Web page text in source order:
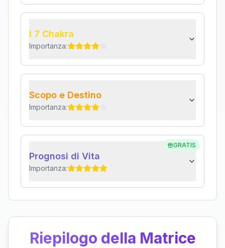
I 7 Chakra
Importanza:
Scopo e Destino
Importanza:
GRATIS
Prognosi di Vita
Importanza:
Riepilogo della Matrice